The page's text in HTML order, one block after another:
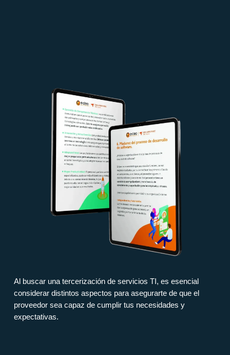
proveedor de Tl para tu empresa!
Al buscar una tercerización de servicios TI, es esencial
considerar distintos aspectos para asegurarte de que el
proveedor sea capaz de cumplir tus necesidades y
expectativas.